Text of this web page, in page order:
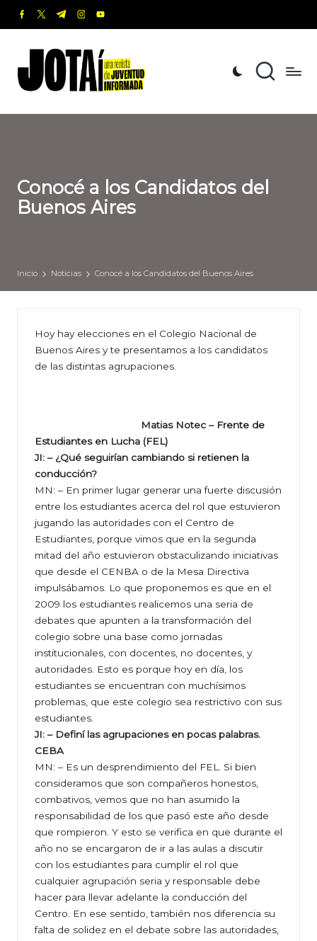
Saltar
contenido
facebook.com
twitter.com
t.me instagram.com
youtube.com
o
t
revista
de
Informada
Conocé a los Candidatos del
Buenos Aires
Inicio Noticias Conocé a los Candidatos del Buenos Aires
Hoy hay elecciones en el Colegio Nacional de
Buenos Aires y te presentamos a los candidatos
de las distintas agrupaciones.
Matias Notec – Frente de
Estudiantes en Lucha (FEL)
JI: – ¿Qué seguirían cambiando si retienen la
conducción?
MN: – En primer lugar generar una fuerte discusión
entre los estudiantes acerca del rol que estuvieron
jugando las autoridades con el Centro de
Estudiantes, porque vimos que en la segunda
mitad del año estuvieron obstaculizando iniciativas
que desde el CENBA o de la Mesa Directiva
impulsábamos. Lo que proponemos es que en el
2009 los estudiantes realicemos una seria de
debates que apunten a la transformación del
colegio sobre una base como jornadas
institucionales, con docentes, no docentes, y
autoridades. Esto es porque hoy en día, los
estudiantes se encuentran con muchísimos
problemas, que este colegio sea restrictivo con sus
estudiantes.
JI: – Definí las agrupaciones en pocas palabras.
CEBA
MN: – Es un desprendimiento del FEL. Si bien
consideramos que son compañeros honestos,
combativos, vemos que no han asumido la
responsabilidad de los que pasó este año desde
que rompieron. Y esto se verifica en que durante el
año no se encargaron de ir a las aulas a discutir
con los estudiantes para cumplir el rol que
cualquier agrupación seria y responsable debe
hacer para llevar adelante la conducción del
Centro. En ese sentido, también nos diferencia su
falta de solidez en el debate sobre las autoridades,